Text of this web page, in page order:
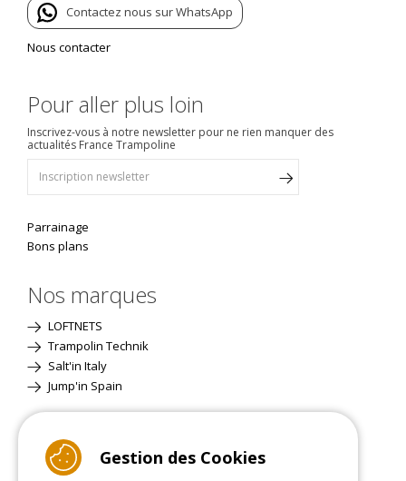
Contactez nous sur WhatsApp
Nous contacter
Pour aller plus loin
Inscrivez-vous à notre newsletter pour ne rien manquer des
actualités France Trampoline
Parrainage
Bons plans
Nos marques
LOFTNETS
Trampolin Technik
Salt'in Italy
Jump'in Spain
Site Classique
Gestion des Cookies